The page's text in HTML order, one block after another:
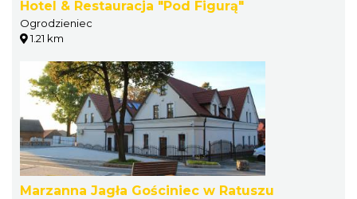
Hotel & Restauracja "Pod Figurą"
Ogrodzieniec
1.21 km
Marzanna Jagła Gościniec w Ratuszu